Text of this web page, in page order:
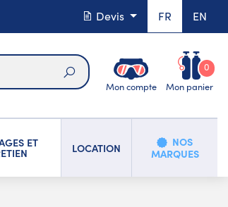
Devis FR EN
Rechercher
Mon compte Mon panier
0
ET LOCATION
NOS
MARQUES